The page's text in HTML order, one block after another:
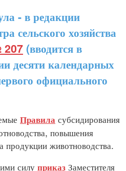
- в редакции
сельского хозяйства
(вводится в
десяти календарных
официального
Правила субсидирования
повышения
продукции животноводства.
силу приказ Заместителя